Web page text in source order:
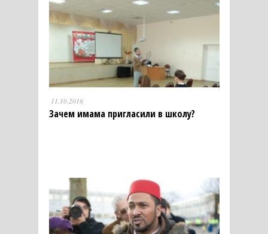
11.10.2018
Зачем имама пригласили в школу?